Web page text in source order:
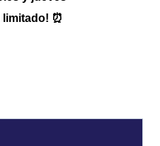
limitado! ⏰